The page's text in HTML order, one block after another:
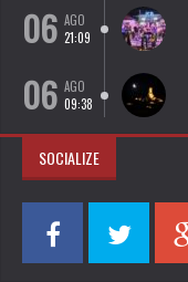
06 AGO
21:09
06 AGO
09:38
SOCIALIZE